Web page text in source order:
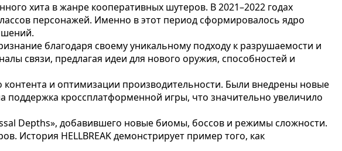
хита в жанре кооперативных шутеров. В 2021–2022 годах
персонажей. Именно в этот период сформировалось ядро
благодаря своему уникальному подходу к разрушаемости и
связи, предлагая идеи для нового оружия, способностей и
контента и оптимизации производительности. Были внедрены новые
кроссплатформенной игры, что значительно увеличило
Depths», добавившего новые биомы, боссов и режимы сложности.
История HELLBREAK демонстрирует пример того, как